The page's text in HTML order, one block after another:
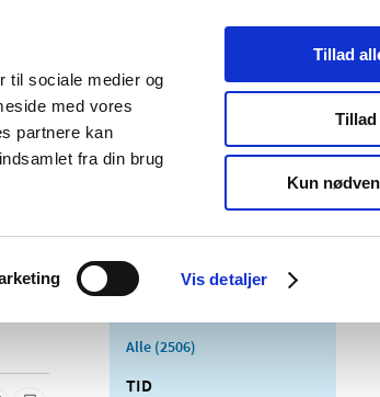
til sociale medier og
med vores
partnere kan
fra din brug
Vis detaljer
Tillad
Tillad
Kun
Udgivelser
Medicinsk
Særlige
produktområder
Alle (2506)
TID